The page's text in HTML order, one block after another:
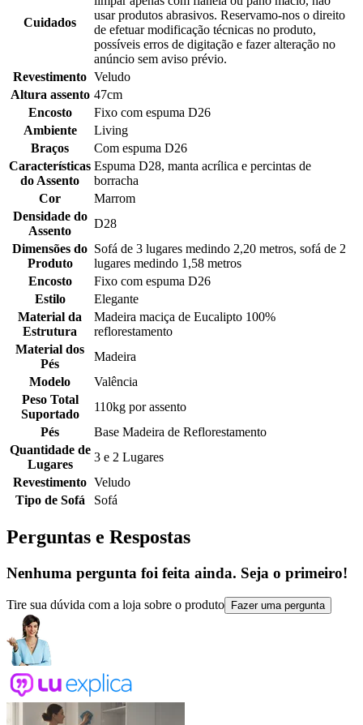
Cuidados
usar produtos abrasivos. Reservamo-nos o direito
de efetuar modificação técnicas no produto,
possíveis erros de digitação e fazer alteração no
anúncio sem aviso prévio.
Revestimento Veludo
Altura assento 47cm
Encosto
Fixo com espuma D26
Ambiente
Living
Braços
Com espuma D26
Características
do Assento
Espuma D28, manta acrílica e percintas de
borracha
Cor
Marrom
Densidade do
Assento
D28
Dimensões do
Produto
Sofá de 3 lugares medindo 2,20 metros, sofá de 2
lugares medindo 1,58 metros
Encosto
Fixo com espuma D26
Estilo
Elegante
Material da
Estrutura
Madeira maciça de Eucalipto 100%
reflorestamento
Material dos
Pés
Madeira
Modelo
Valência
Peso Total
Suportado
110kg por assento
Pés
Base Madeira de Reflorestamento
Quantidade de
Lugares
3 e 2 Lugares
Revestimento Veludo
Tipo de Sofá
Sofá
Perguntas e Respostas
Nenhuma pergunta foi feita ainda. Seja o primeiro!
Tire sua dúvida com a loja sobre o produto Fazer uma pergunta